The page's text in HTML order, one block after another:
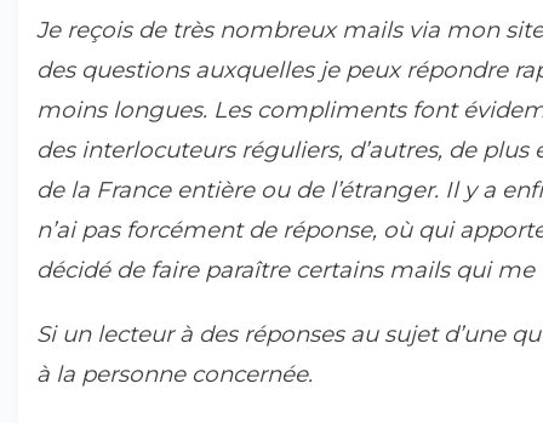
Je reçois de très nombreux mails via mon
des questions auxquelles je peux répondre
moins longues. Les compliments font
des interlocuteurs réguliers, d’autres, de
de la France entière ou de l’étranger. Il y a
n’ai pas forcément de réponse, où qui
décidé de faire paraître certains mails qui me
Si un lecteur à des réponses au sujet d’une
à la personne concernée.